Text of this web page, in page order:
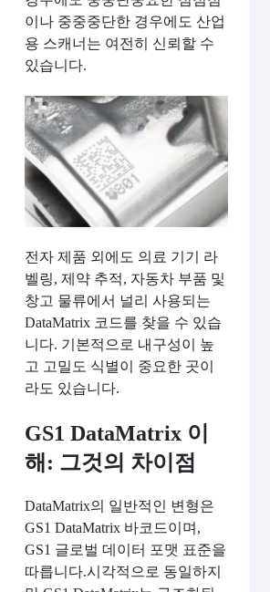
이나 중중중단한 경우에도 산업
용 스캐너는 여전히 신뢰할 수
있습니다.
전자 제품 외에도 의료 기기 라
벨링, 제약 추적, 자동차 부품 및
창고 물류에서 널리 사용되는
DataMatrix 코드를 찾을 수 있습
니다. 기본적으로 내구성이 높
고 고밀도 식별이 중요한 곳이
라도 있습니다.
GS1 DataMatrix 이
해: 그것의 차이점
DataMatrix의 일반적인 변형은
GS1 DataMatrix 바코드이며,
GS1 글로벌 데이터 포맷 표준을
따릅니다.시각적으로 동일하지